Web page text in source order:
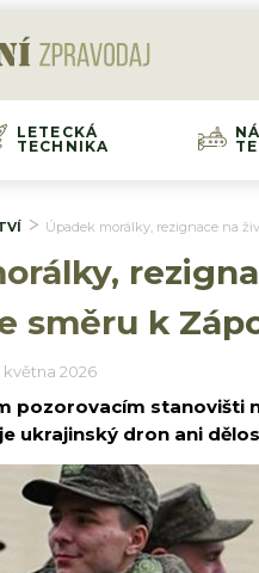
LETECKÁ
TECHNIKA
Úpadek morálky, rezignace na
směru k
května 2026
pozorovacím stanovišti
ukrajinský dron ani